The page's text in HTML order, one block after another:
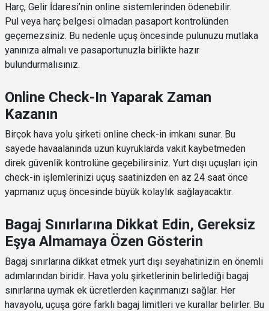
Harç, Gelir İdaresi’nin online sistemlerinden ödenebilir.
Pul veya harç belgesi olmadan pasaport kontrolünden
geçemezsiniz. Bu nedenle uçuş öncesinde pulunuzu mutlaka
yanınıza almalı ve pasaportunuzla birlikte hazır
bulundurmalısınız.
Online Check-In Yaparak Zaman
Kazanın
Birçok hava yolu şirketi online check-in imkanı sunar. Bu
sayede havaalanında uzun kuyruklarda vakit kaybetmeden
direk güvenlik kontrolüne geçebilirsiniz. Yurt dışı uçuşları için
check-in işlemlerinizi uçuş saatinizden en az 24 saat önce
yapmanız uçuş öncesinde büyük kolaylık sağlayacaktır.
Bagaj Sınırlarına Dikkat Edin, Gereksiz
Eşya Almamaya Özen Gösterin
Bagaj sınırlarına dikkat etmek yurt dışı seyahatinizin en önemli
adımlarından biridir. Hava yolu şirketlerinin belirlediği bagaj
sınırlarına uymak ek ücretlerden kaçınmanızı sağlar. Her
havayolu, uçuşa göre farklı bagaj limitleri ve kurallar belirler. Bu